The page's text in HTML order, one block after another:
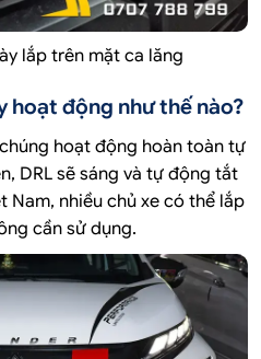
lắp trên mặt ca lăng
hoạt động như thế nào?
hoạt động hoàn toàn tự
DRL sẽ sáng và tự động tắt
Nam, nhiều chủ xe có thể lắp
cần sử dụng.